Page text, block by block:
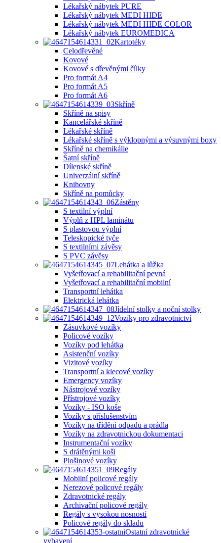
Lékařský nábytek PURE
Lékařský nábytek MEDI HIDE
Lékařský nábytek MEDI HIDE COLOR
Lékařský nábytek EUROMEDICA
Kartotéky
Celodřevěné
Kovové
Kovové s dřevěnými čílky
Pro formát A4
Pro formát A5
Pro formát A6
Skříně
Skříně na spisy
Kancelářské skříně
Lékařské skříně
Lékařské skříně s výklopnými a výsuvnými boxy
Skříně na chemikálie
Šatní skříně
Dílenské skříně
Univerzální skříně
Knihovny
Skříně na pomůcky
Zástěny
S textilní výplní
Výplň z HPL laminátu
S plastovou výplní
Teleskopické tyče
S textilními závěsy
S PVC závěsy
Lehátka a lůžka
Vyšetřovací a rehabilitační pevná
Vyšetřovací a rehabilitační mobilní
Transportní lehátka
Elektrická lehátka
Jídelní stolky a noční stolky
Vozíky pro zdravotnictví
Zásuvkové vozíky
Policové vozíky
Vozíky pod lehátka
Asistenční vozíky
Vizitové vozíky
Transportní a klecové vozíky
Emergency vozíky
Nástrojové vozíky
Přístrojové vozíky
Vozíky - ISO koše
Vozíky s příslušenstvím
Vozíky na třídění odpadu a prádla
Vozíky na zdravotnickou dokumentaci
Instrumentační vozíky
S drátěnými koši
Plošinové vozíky
Regály
Mobilní policové regály
Nerezové policové regály
Zdravotnické regály
Archivační policové regály
Regály s vysokou nosností
Policové regály do skladu
Ostatní zdravotnické
vybavení